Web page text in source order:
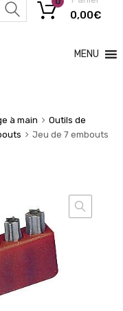
Recherche0,00€
MENU
à main
Outils de
Jeu de 7 embouts